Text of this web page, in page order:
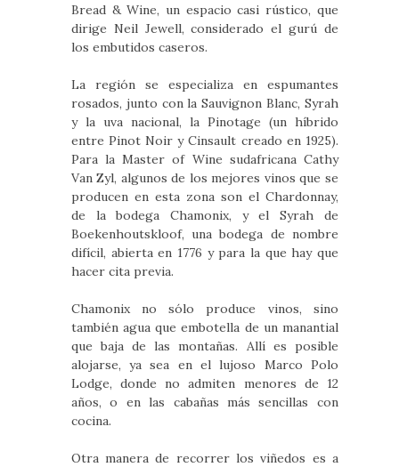
Bread & Wine, un espacio casi rústico, que
dirige Neil Jewell, considerado el gurú de
los embutidos caseros.
La región se especializa en espumantes
rosados, junto con la Sauvignon Blanc, Syrah
y la uva nacional, la Pinotage (un híbrido
entre Pinot Noir y Cinsault creado en 1925).
Para la Master of Wine sudafricana Cathy
Van Zyl, algunos de los mejores vinos que se
producen en esta zona son el Chardonnay,
de la bodega Chamonix, y el Syrah de
Boekenhoutskloof, una bodega de nombre
difícil, abierta en 1776 y para la que hay que
hacer cita previa.
Chamonix no sólo produce vinos, sino
también agua que embotella de un manantial
que baja de las montañas. Allí es posible
alojarse, ya sea en el lujoso Marco Polo
Lodge, donde no admiten menores de 12
años, o en las cabañas más sencillas con
cocina.
Otra manera de recorrer los viñedos es a